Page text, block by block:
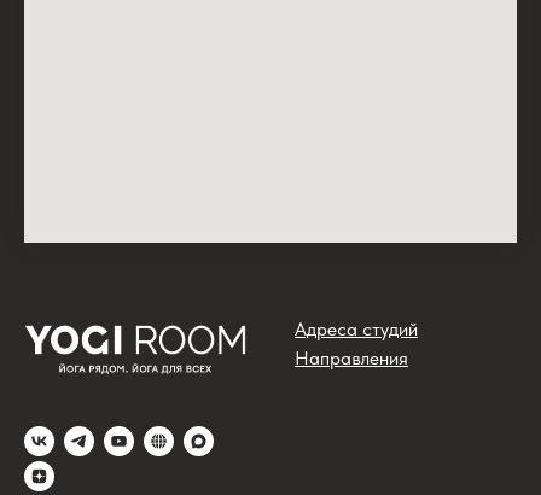
Адреса студий
Направления